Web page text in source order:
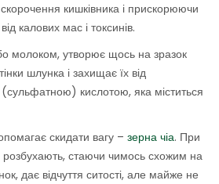
кишківника і прискорюючи
калових мас і токсинів.
молоком, утворює щось на зразок
шлунка і захищає їх від
кислотою, яка міститься
скидати вагу – зерна чіа. При
розбухають, стаючи чимось схожим на
дає відчуття ситості, але майже не